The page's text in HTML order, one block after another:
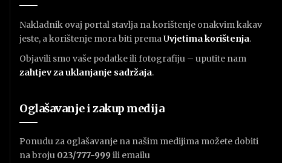
Nakladnik ovaj portal stavlja na korištenje onakvim kakav
jeste, a korištenje mora biti premaUvjetima korištenja.
Objavili smo vaše podatke ili fotografiju – uputite nam
zahtjev za uklanjanje sadržaja.
Oglašavanje i zakup medija
Ponudu za oglašavanje na našim medijima možete dobiti
na broju 023/777-999 ili emailu